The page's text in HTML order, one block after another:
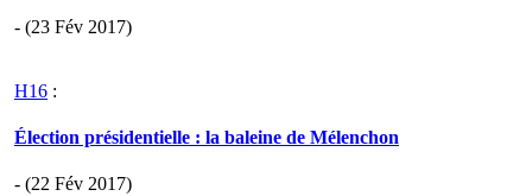
- (23 Fév 2017)
H16 :
Élection présidentielle : la baleine de Mélenchon
- (22 Fév 2017)